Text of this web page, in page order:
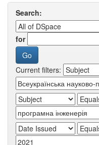
Search:
for
Current filters: